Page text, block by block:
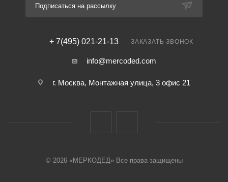
Подписаться на рассылку
+ 7(495) 021-21-13 ЗАКАЗАТЬ ЗВОНОК
info@mercoded.com
г. Москва, Монтажная улица, 3 офис 21
© 2026 «МЕРКОДЕД» Все права защищены